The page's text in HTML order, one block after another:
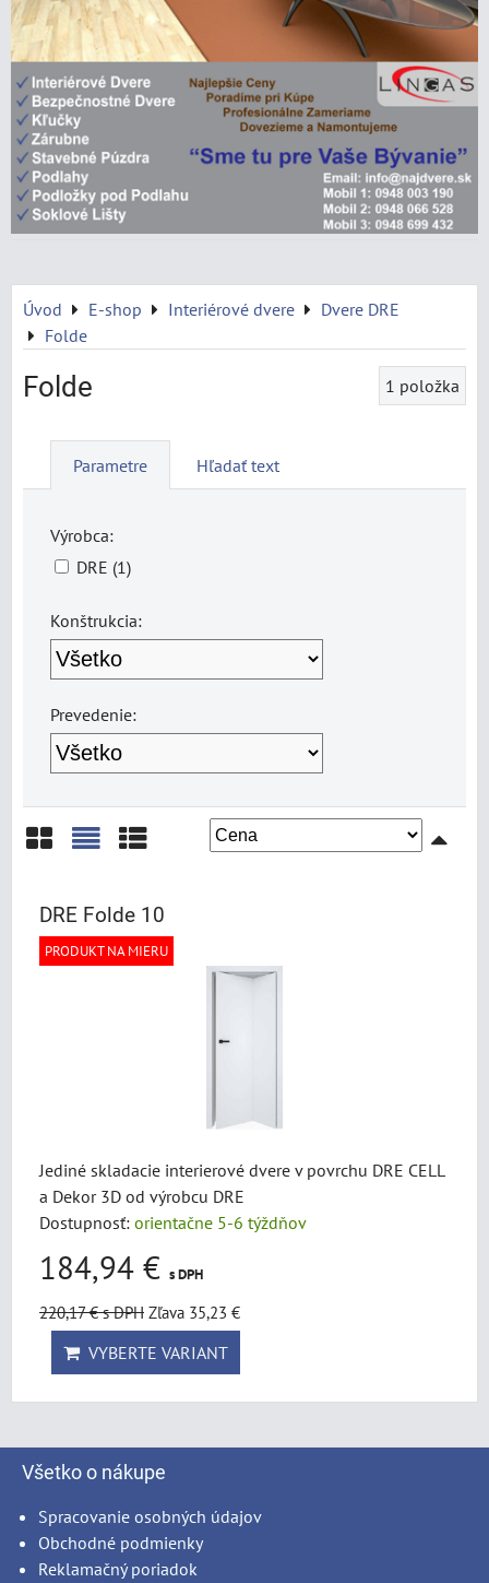
Úvod E-shop Interiérové dvere
Dvere DRE
Folde
Folde 1 položka
Parametre Hľadať text
Výrobca:
DRE (1)
Konštrukcia:
Prevedenie:
DRE Folde 10
PRODUKT NA MIERU
Jediné skladacie interierové dvere v povrchu DRE CELL
a Dekor 3D od výrobcu DRE
Dostupnosť: orientačne 5-6 týždňov
184,94 € s DPH
220,17 €s DPH Zľava 35,23 €
VYBERTE VARIANT
Všetko o nákupe
Spracovanie osobných údajov
Obchodné podmienky
Reklamačný poriadok